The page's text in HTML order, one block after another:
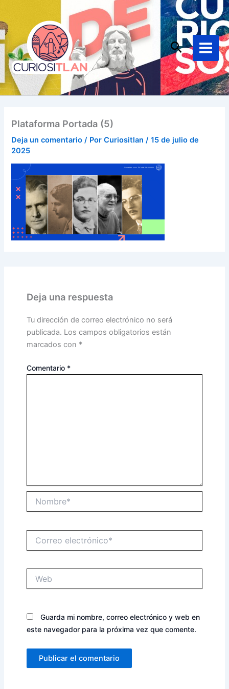
al
contenido
Buscar
Main
Menu
Plataforma Portada (5)
Deja un comentario / PorCuriositlan/15 de julio de
2025
Deja una respuesta
Tu dirección de correo electrónico no será
publicada. Los campos obligatorios están
marcados con *
Comentario *
electrónico*
Guarda mi nombre, correo electrónico y web en
este navegador para la próxima vez que comente.